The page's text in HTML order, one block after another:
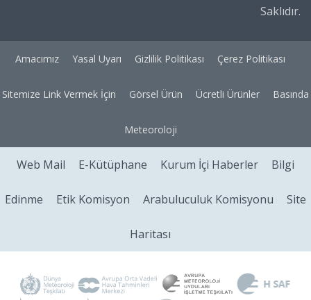
Saklıdır.
Amacımız Yasal Uyarı Gizlilik Politikası Çerez Politikası
Sitemize Link Vermek İçin Görsel Ürün Ücretli Ürünler Basında
Meteoroloji
Web Mail E-Kütüphane Kurum İçi Haberler Bilgi
Edinme Etik Komisyon Arabuluculuk Komisyonu Site
Haritası